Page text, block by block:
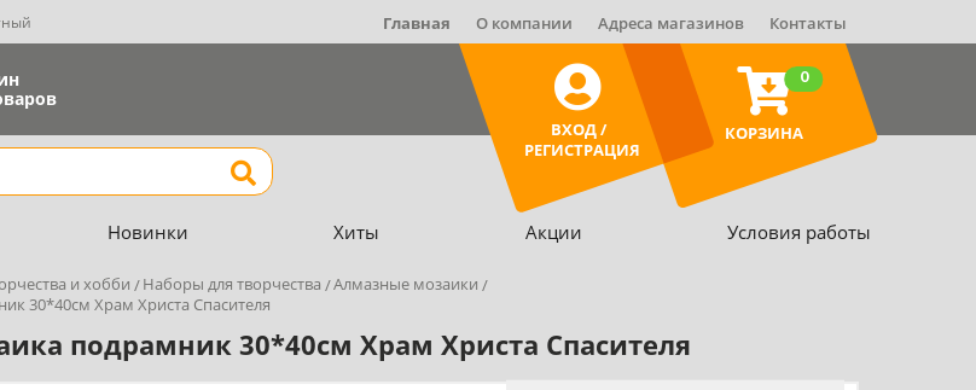
Главная О компании Адреса магазинов Контакты
ВХОД /
РЕГИСТРАЦИЯ
КОРЗИНА
0
Найти
Новинки Хиты Акции Условия работы
и хобби Наборы для творчества
Алмазные мозаики
30*40см Храм Христа Спасителя
подрамник 30*40см Храм Христа Спасителя